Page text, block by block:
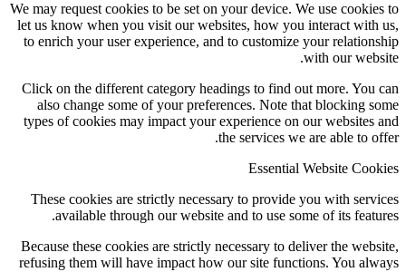
We may request cookies to be set on your device. We use
let us know when you visit our websites, how you interact
to enrich your user experience, and to customize your
with our
Click on the different category headings to find out more. You
also change some of your preferences. Note that blocking
types of cookies may impact your experience on our websites
the services we are able to
Essential Website
These cookies are strictly necessary to provide you with
available through our website and to use some of its
Because these cookies are strictly necessary to deliver the
refusing them will have impact how our site functions. You